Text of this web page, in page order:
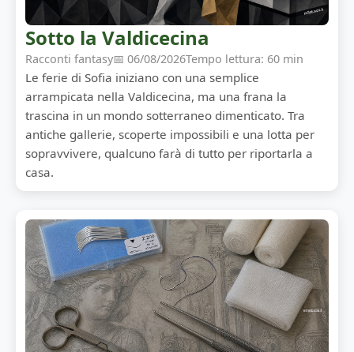
Sotto la Valdicecina
Racconti fantasy📅 06/08/2026Tempo lettura: 60 min
Le ferie di Sofia iniziano con una semplice
arrampicata nella Valdicecina, ma una frana la
trascina in un mondo sotterraneo dimenticato. Tra
antiche gallerie, scoperte impossibili e una lotta per
sopravvivere, qualcuno farà di tutto per riportarla a
casa.